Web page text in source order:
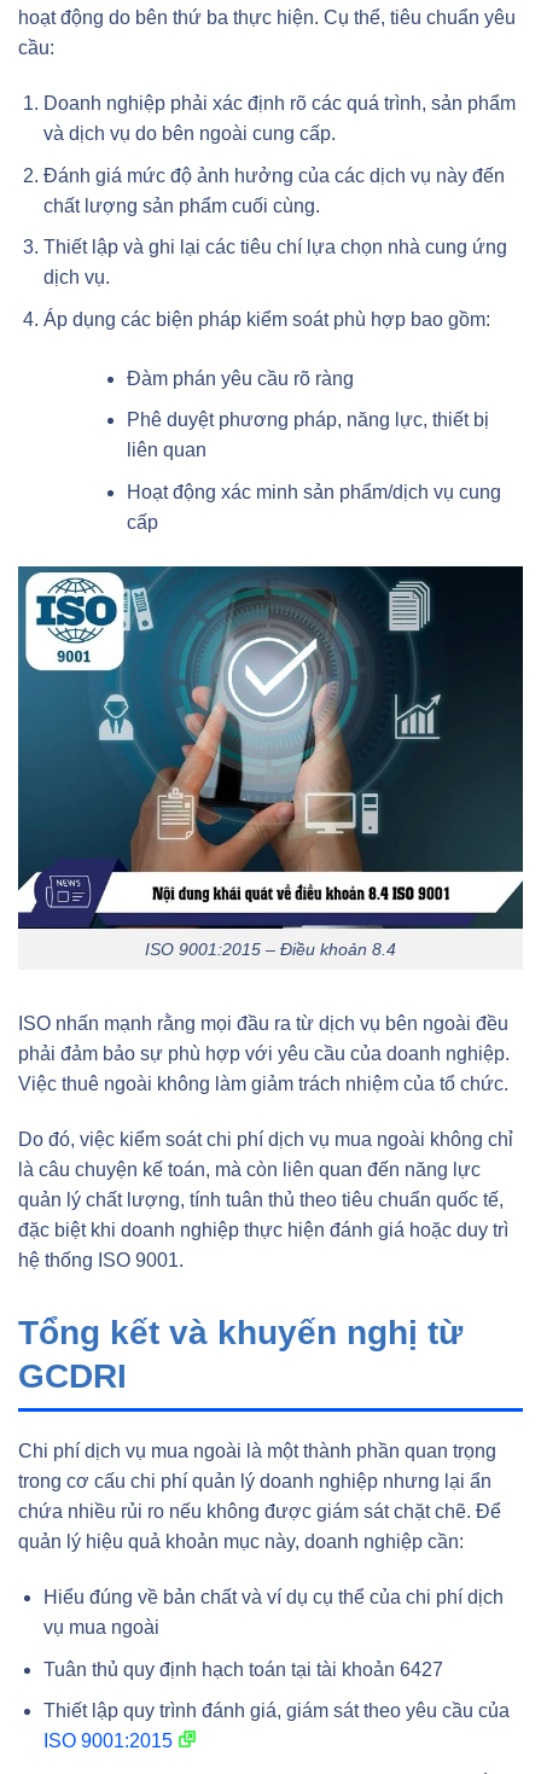
hoạt động do bên thứ ba thực hiện. Cụ thể, tiêu chuẩn yêu
cầu:
Doanh nghiệp phải xác định rõ các quá trình, sản phẩm
và dịch vụ do bên ngoài cung cấp.
Đánh giá mức độ ảnh hưởng của các dịch vụ này đến
chất lượng sản phẩm cuối cùng.
Thiết lập và ghi lại các tiêu chí lựa chọn nhà cung ứng
dịch vụ.
Áp dụng các biện pháp kiểm soát phù hợp bao gồm:
Đàm phán yêu cầu rõ ràng
Phê duyệt phương pháp, năng lực, thiết bị
liên quan
Hoạt động xác minh sản phẩm/dịch vụ cung
cấp
ISO 9001:2015 – Điều khoản 8.4
ISO nhấn mạnh rằng mọi đầu ra từ dịch vụ bên ngoài đều
phải đảm bảo sự phù hợp với yêu cầu của doanh nghiệp.
Việc thuê ngoài không làm giảm trách nhiệm của tổ chức.
Do đó, việc kiểm soát chi phí dịch vụ mua ngoài không chỉ
là câu chuyện kế toán, mà còn liên quan đến năng lực
quản lý chất lượng, tính tuân thủ theo tiêu chuẩn quốc tế,
đặc biệt khi doanh nghiệp thực hiện đánh giá hoặc duy trì
hệ thống ISO 9001.
Tổng kết và khuyến nghị từ
GCDRI
Chi phí dịch vụ mua ngoài là một thành phần quan trọng
trong cơ cấu chi phí quản lý doanh nghiệp nhưng lại ẩn
chứa nhiều rủi ro nếu không được giám sát chặt chẽ. Để
quản lý hiệu quả khoản mục này, doanh nghiệp cần:
Hiểu đúng về bản chất và ví dụ cụ thể của chi phí dịch
vụ mua ngoài
Tuân thủ quy định hạch toán tại tài khoản 6427
Thiết lập quy trình đánh giá, giám sát theo yêu cầu của
ISO 9001:2015